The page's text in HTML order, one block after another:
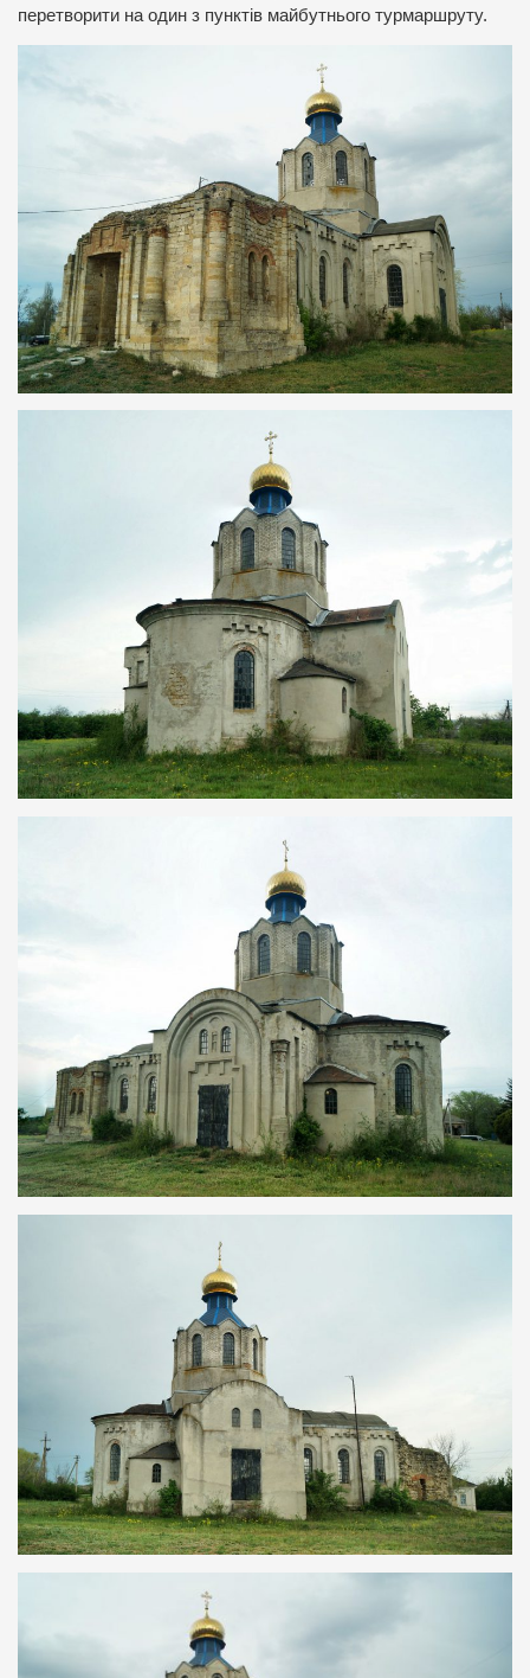
перетворити на один з пунктів майбутнього турмаршруту.